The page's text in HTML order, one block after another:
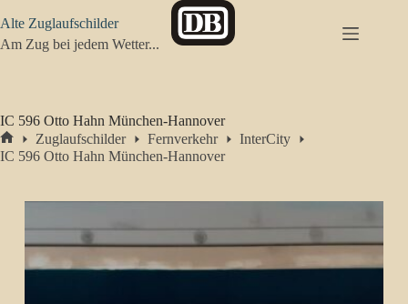
Inhalt
springen
Alte Zuglaufschilder
Am Zug bei jedem Wetter...
IC 596 Otto Hahn München-Hannover
Start
Zuglaufschilder Fernverkehr
InterCity
IC 596 Otto Hahn München-Hannover